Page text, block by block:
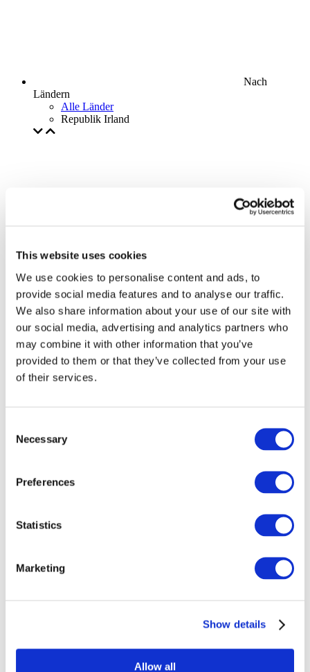
This website uses cookies
We use cookies to personalise content and ads, to
provide social media features and to analyse our traffic.
We also share information about your use of our site with
our social media, advertising and analytics partners who
may combine it with other information that you’ve
provided to them or that they’ve collected from your use
of their services.
Selection
Necessary
Preferences
Statistics
Marketing
Show details
Allow all
Nach
Ländern
Alle Länder
Republik Irland
Ohne Subgenre